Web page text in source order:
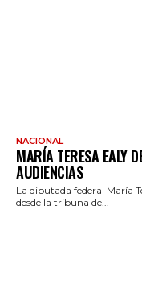
NACIONAL
MARÍA TERESA EALY
AUDIENCIAS
La diputada federal María
desde la tribuna de...